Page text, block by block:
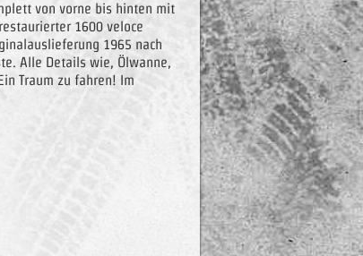
von vorne bis hinten mit
1600 veloce
1965 nach
Alle Details wie, Ölwanne,
Traum zu fahren! Im